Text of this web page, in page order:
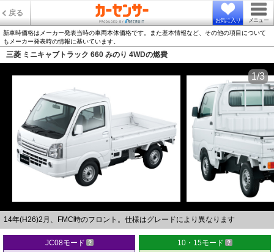
戻る
お気に入り メニュー
新車時価格はメーカー発表当時の車両本体価格です。また基本情報など、その他の項目について
もメーカー発表時の情報に基いています。
三菱 ミニキャブトラック 660 みのり 4WDの燃費
14年(H26)2月、FMC時のフロント。仕様はグレードにより異なります
1/3
JC08モード 10・15モード